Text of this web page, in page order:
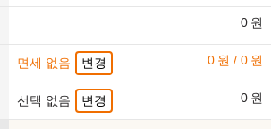
0 원
면세 없음 변경 0 원 / 0 원
선택 없음 변경 0 원